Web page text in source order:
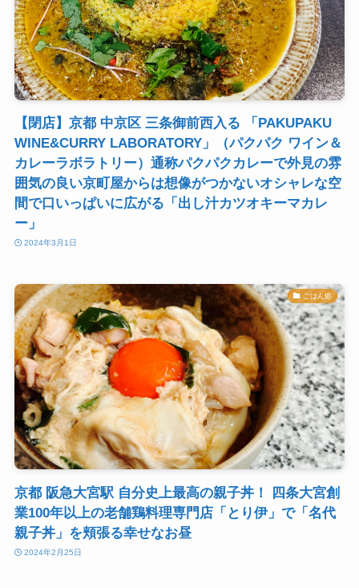
【閉店】京都 中京区 三条御前西入る 「PAKUPAKU
WINE&CURRY LABORATORY」（パクパク ワイン＆
カレーラボラトリー）通称パクパクカレーで外見の雰
囲気の良い京町屋からは想像がつかないオシャレな空
間で口いっぱいに広がる「出し汁カツオキーマカレ
ー」
2024年3月1日
ごはん処
京都 阪急大宮駅 自分史上最高の親子丼！ 四条大宮創
業100年以上の老舗鶏料理専門店「とり伊」で「名代
親子丼」を頬張る幸せなお昼
2024年2月25日